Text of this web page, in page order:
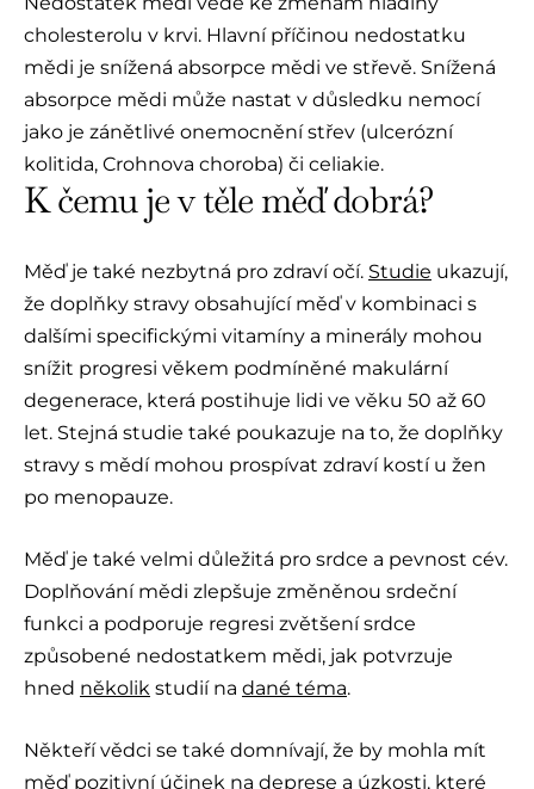
cholesterolu v krvi. Hlavní příčinou nedostatku
mědi je snížená absorpce mědi ve střevě. Snížená
absorpce mědi může nastat v důsledku nemocí
jako je zánětlivé onemocnění střev (ulcerózní
kolitida, Crohnova choroba) či celiakie.
K čemu je v těle měď dobrá?
Měď je také nezbytná pro zdraví očí. Studie ukazují,
že doplňky stravy obsahující měď v kombinaci s
dalšími specifickými vitamíny a minerály mohou
snížit progresi věkem podmíněné makulární
degenerace, která postihuje lidi ve věku 50 až 60
let. Stejná studie také poukazuje na to, že doplňky
stravy s mědí mohou prospívat zdraví kostí u žen
po menopauze.
Měď je také velmi důležitá pro srdce a pevnost cév.
Doplňování mědi zlepšuje změněnou srdeční
funkci a podporuje regresi zvětšení srdce
způsobené nedostatkem mědi, jak potvrzuje
hned několik studií na dané téma.
Někteří vědci se také domnívají, že by mohla mít
měď pozitivní účinek na deprese a úzkosti, které